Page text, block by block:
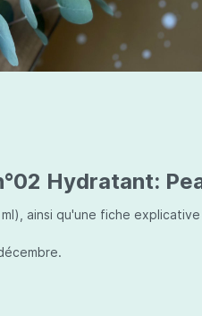
Hydratant:
ainsi qu'une fiche